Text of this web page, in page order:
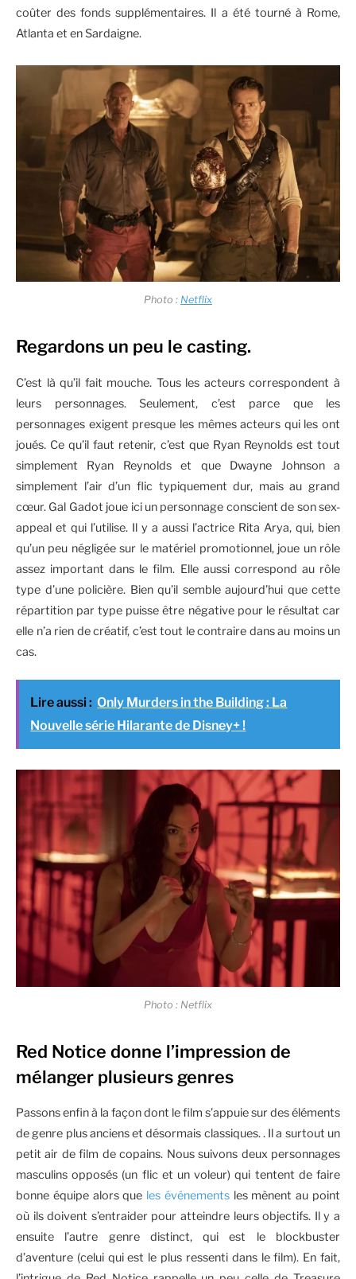
coûter des fonds supplémentaires. Il a été tourné à Rome,
Atlanta et en Sardaigne.
Photo : Netflix
Regardons un peu le casting.
C’est là qu’il fait mouche. Tous les acteurs correspondent à
leurs personnages. Seulement, c’est parce que les
personnages exigent presque les mêmes acteurs qui les ont
joués. Ce qu’il faut retenir, c’est que Ryan Reynolds est tout
simplement Ryan Reynolds et que Dwayne Johnson a
simplement l’air d’un flic typiquement dur, mais au grand
cœur. Gal Gadot joue ici un personnage conscient de son sex-
appeal et qui l’utilise. Il y a aussi l’actrice Rita Arya, qui, bien
qu’un peu négligée sur le matériel promotionnel, joue un rôle
assez important dans le film. Elle aussi correspond au rôle
type d’une policière. Bien qu’il semble aujourd’hui que cette
répartition par type puisse être négative pour le résultat car
elle n’a rien de créatif, c’est tout le contraire dans au moins un
cas.
Lire aussi : Only Murders in the Building : La
Nouvelle série Hilarante de Disney+ !
Photo : Netflix
Red Notice donne l’impression de
mélanger plusieurs genres
Passons enfin à la façon dont le film s’appuie sur des éléments
de genre plus anciens et désormais classiques. . Il a surtout un
petit air de film de copains. Nous suivons deux personnages
masculins opposés (un flic et un voleur) qui tentent de faire
bonne équipe alors que les événementsles mènent au point
où ils doivent s’entraider pour atteindre leurs objectifs. Il y a
ensuite l’autre genre distinct, qui est le blockbuster
d’aventure (celui qui est le plus ressenti dans le film). En fait,